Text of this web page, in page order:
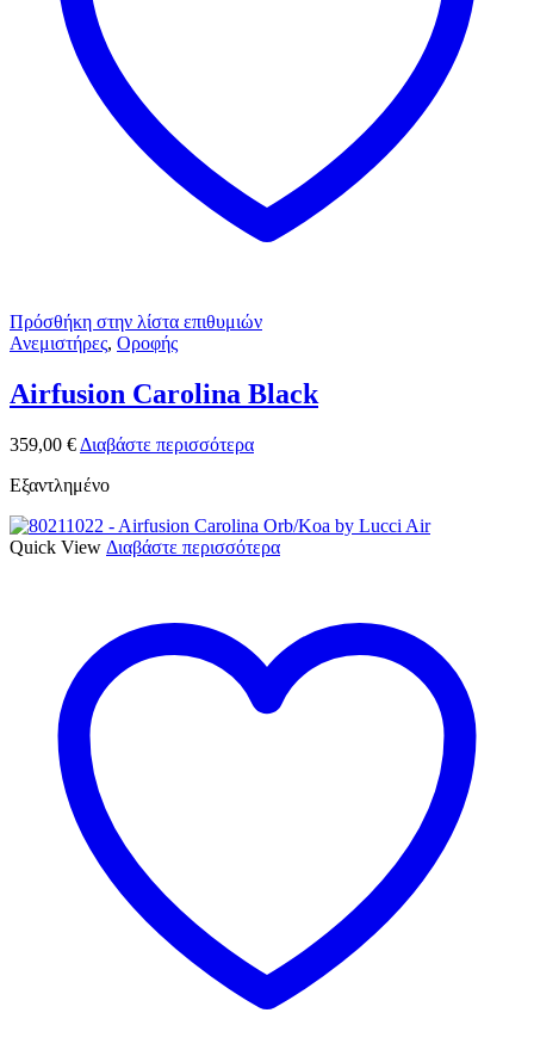
Πρόσθήκη στην λίστα επιθυμιών
Ανεμιστήρες, Οροφής
Airfusion Carolina Black
359,00 € Διαβάστε περισσότερα
Εξαντλημένο
Quick View Διαβάστε περισσότερα